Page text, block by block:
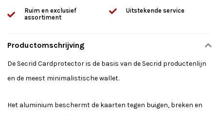
Ruim en exclusief
assortiment
Uitstekende service
Productomschrijving
De Secrid Cardprotector is de basis van de Secrid productenlijn
en de meest minimalistische wallet.
Het aluminium beschermt de kaarten tegen buigen, breken en